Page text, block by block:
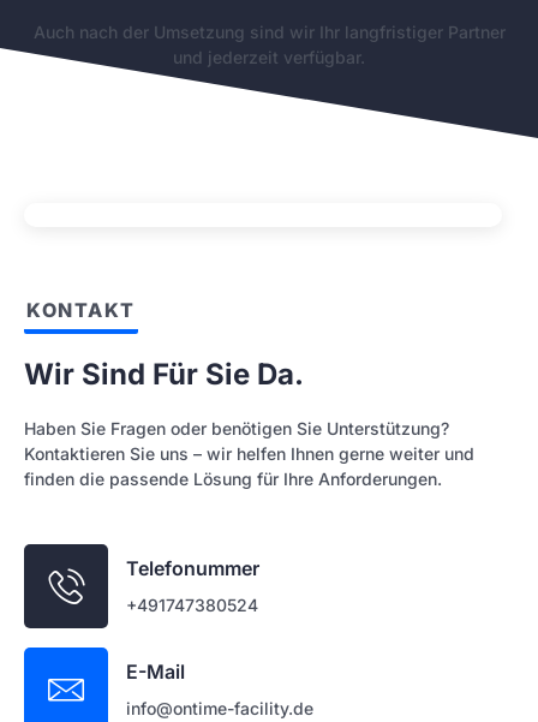
Auch nach der Umsetzung sind wir Ihr langfristiger Partner
und jederzeit verfügbar.
KONTAKT
Wir Sind Für Sie Da.
Haben Sie Fragen oder benötigen Sie Unterstützung?
Kontaktieren Sie uns – wir helfen Ihnen gerne weiter und
finden die passende Lösung für Ihre Anforderungen.
Telefonummer
+491747380524
E-Mail
info@ontime-facility.de